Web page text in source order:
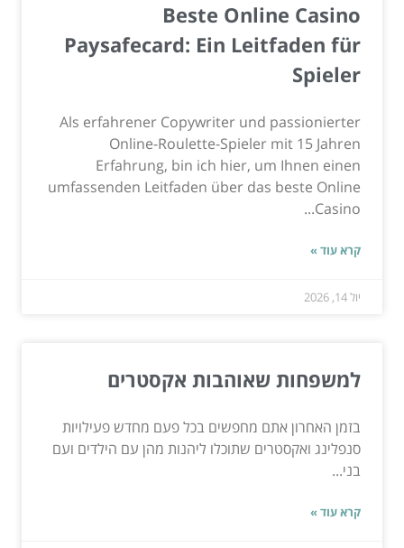
Beste Online Casino
Paysafecard: Ein Leitfaden für
Spieler
Als erfahrener Copywriter und passionierter
Online-Roulette-Spieler mit 15 Jahren
Erfahrung, bin ich hier, um Ihnen einen
umfassenden Leitfaden über das beste Online
Casino...
קרא עוד »
יול 14, 2026
למשפחות שאוהבות אקסטרים
בזמן האחרון אתם מחפשים בכל פעם מחדש פעילויות
סנפלינג ואקסטרים שתוכלו ליהנות מהן עם הילדים ועם
בני...
קרא עוד »